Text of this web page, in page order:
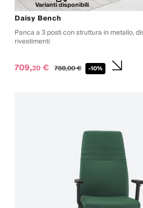
Varianti disponibili
Daisy Bench
Panca a 3 posti con struttura in metallo,
rivestimenti
709,20 € 788,00€ -10%